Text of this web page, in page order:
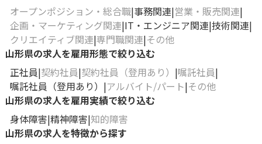
オープンポジション・総合職 事務関連 営業・販売関連
企画・マーケティング関連 IT・エンジニア関連 技術関連
クリエイティブ関連 専門職関連 その他
山形県の求人を雇用形態で絞り込む
正社員 契約社員 契約社員（登用あり）
嘱託社員
嘱託社員（登用あり）
アルバイト/パート その他
山形県の求人を雇用実績で絞り込む
身体障害 精神障害 知的障害
山形県の求人を特徴から探す